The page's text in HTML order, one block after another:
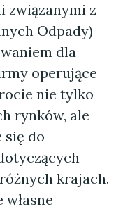
związanymi z
Odpady)
dla
operujące
nie tylko
rynków, ale
się do
krajach.